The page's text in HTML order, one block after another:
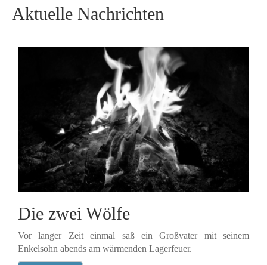
Aktuelle Nachrichten
Die zwei Wölfe
Vor langer Zeit einmal saß ein Großvater mit seinem
Enkelsohn abends am wärmenden Lagerfeuer.